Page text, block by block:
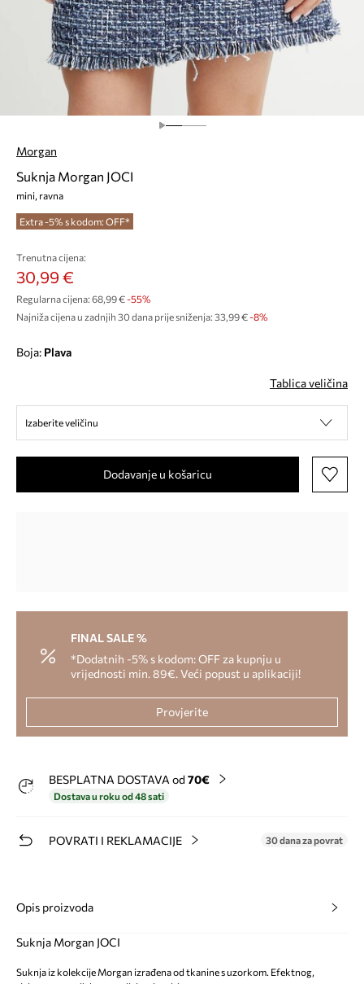
Morgan
Suknja Morgan JOCI
mini, ravna
Extra -5% s kodom: OFF*
Trenutna cijena:
30,99 €
Regularna cijena: 68,99 €-55%
Najniža cijena u zadnjih 30 dana prije sniženja: 33,99 € -8%
Boja: plava
Tablica veličina
Izaberite veličinu
Dodavanje u košaricu
FINAL SALE %
*Dodatnih -5% s kodom: OFF za kupnju u
vrijednosti min. 89€. Veći popust u aplikaciji!
Provjerite
BESPLATNA DOSTAVA od 70€
Dostava u roku od 48 sati
POVRATI I REKLAMACIJE 30 dana za povrat
Opis proizvoda
Suknja Morgan JOCI
Suknja iz kolekcije Morgan izrađena od tkanine s uzorkom. Efektnog,